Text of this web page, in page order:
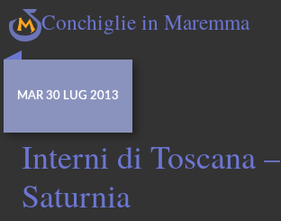
Conchiglie in Maremma
MAR 30 LUG 2013
Interni di Toscana –
Saturnia